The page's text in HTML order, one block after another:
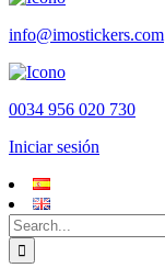
info@imostickers.com
0034 956 020 730
Iniciar sesión
Search
for: